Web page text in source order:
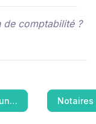
de comptabilité ?